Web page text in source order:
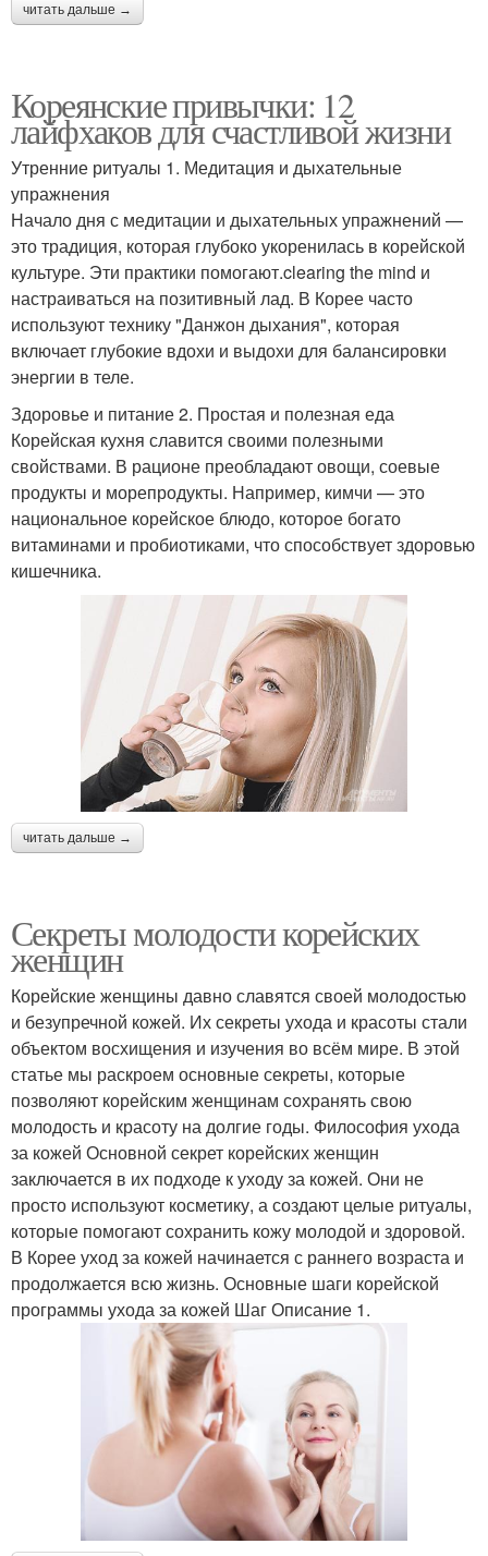
читать дальше →
Кореянские привычки: 12
лайфхаков для счастливой жизни
Утренние ритуалы 1. Медитация и дыхательные
упражнения
Начало дня с медитации и дыхательных упражнений —
это традиция, которая глубоко укоренилась в корейской
культуре. Эти практики помогают.clearing the mind и
настраиваться на позитивный лад. В Корее часто
используют технику "Данжон дыхания", которая
включает глубокие вдохи и выдохи для балансировки
энергии в теле.
Здоровье и питание 2. Простая и полезная еда
Корейская кухня славится своими полезными
свойствами. В рационе преобладают овощи, соевые
продукты и морепродукты. Например, кимчи — это
национальное корейское блюдо, которое богато
витаминами и пробиотиками, что способствует здоровью
кишечника.
читать дальше →
Секреты молодости корейских
женщин
Корейские женщины давно славятся своей молодостью
и безупречной кожей. Их секреты ухода и красоты стали
объектом восхищения и изучения во всём мире. В этой
статье мы раскроем основные секреты, которые
позволяют корейским женщинам сохранять свою
молодость и красоту на долгие годы. Философия ухода
за кожей Основной секрет корейских женщин
заключается в их подходе к уходу за кожей. Они не
просто используют косметику, а создают целые ритуалы,
которые помогают сохранить кожу молодой и здоровой.
В Корее уход за кожей начинается с раннего возраста и
продолжается всю жизнь. Основные шаги корейской
программы ухода за кожей Шаг Описание 1.